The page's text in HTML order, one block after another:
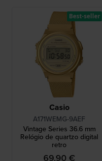
Casio
A171WEMG-9AEF
Vintage Series 36.6 mm
Relógio de quartzo digital
retro
69,90 €
Best-seller